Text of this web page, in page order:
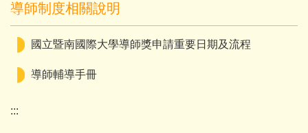
導師制度相關說明
國立暨南國際大學導師獎申請重要日期及流程
導師輔導手冊
:::